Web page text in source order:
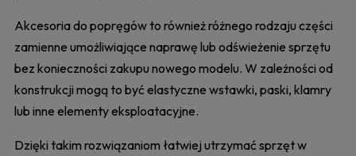
Akcesoria do popręgów to również różnego rodzaju części
zamienne umożliwiające naprawę lub odświeżenie sprzętu
bez konieczności zakupu nowego modelu. W zależności od
konstrukcji mogą to być elastyczne wstawki, paski, klamry
lub inne elementy eksploatacyjne.
Dzięki takim rozwiązaniom łatwiej utrzymać sprzęt w